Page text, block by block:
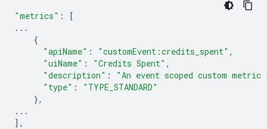
"metrics" :
[
...
{
"apiName" : "customEvent:credits_spent" ,
"uiName" : "Credits Spent" ,
"description" :
"An event scoped custom
"type" :
"TYPE_STANDARD"
},
...
],